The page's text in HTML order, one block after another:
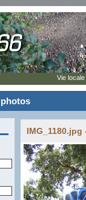
photos
IMG_1180.jpg
Vie